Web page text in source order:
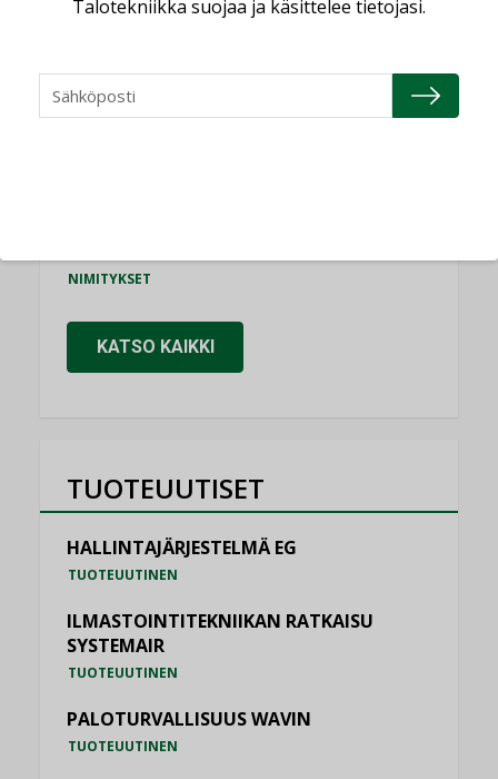
Refair
NIMITYKSET
KATSO KAIKKI
TUOTEUUTISET
HALLINTAJÄRJESTELMÄ EG
TUOTEUUTINEN
ILMASTOINTITEKNIIKAN RATKAISU
SYSTEMAIR
TUOTEUUTINEN
PALOTURVALLISUUS WAVIN
TUOTEUUTINEN
Talotekniikka suojaa ja käsittelee tietojasi.